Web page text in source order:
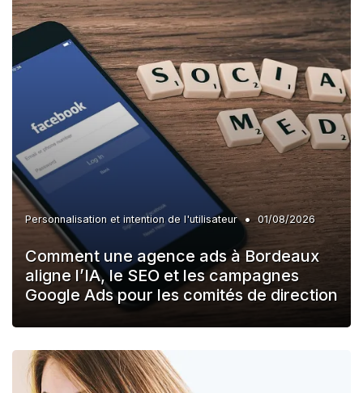
Personnalisation et intention de l'utilisateur • 01/08/2026
Comment une agence ads à Bordeaux
aligne l’IA, le SEO et les campagnes
Google Ads pour les comités de direction